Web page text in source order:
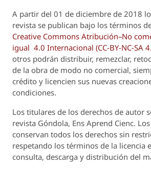
A partir del 01 de diciembre de 2018
revista se publican bajo los términos
Creative Commons Atribución–No
igual 4.0 Internacional (CC-BY-NC-SA
otros podrán distribuir, remezclar,
de la obra de modo no comercial,
crédito y licencien sus nuevas
condiciones.
Los titulares de los derechos de autor
revista Góndola, Ens Aprend Cienc.
conservan todos los derechos sin
respetando los términos de la licencia
consulta, descarga y distribución del